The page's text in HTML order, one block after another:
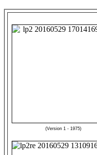
(Version 1 - 1975)